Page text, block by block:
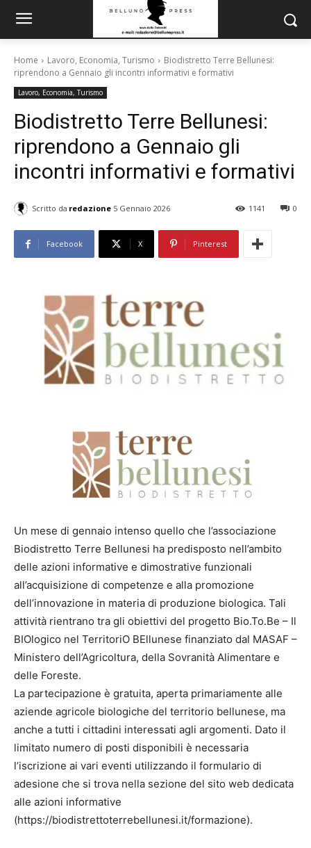
Home Lavoro, Economia, Turismo
Biodistretto Terre Bellunesi:
riprendono a Gennaio gli incontri informativi e formativi
Lavoro, Economia, Turismo
Biodistretto Terre Bellunesi:
riprendono a Gennaio gli
incontri informativi e formativi
Scritto da redazione 5 Gennaio 2026 0
1141
Facebook X Pinterest
Un mese di gennaio intenso quello che l’associazione
Biodistretto Terre Bellunesi ha predisposto nell’ambito
delle azioni informative e dimostrative funzionali
all’acquisizione di competenze e alla promozione
dell’innovazione in materia di produzione biologica. Tali
attività rientrano tra gli obiettivi del progetto Bio.To.Be – Il
BIOlogico nel TerritoriO BEllunese finanziato dal MASAF –
Ministero dell’Agricoltura, della Sovranità Alimentare e
delle Foreste.
La partecipazione è gratuita, aperta primariamente alle
aziende agricole biologiche del territorio bellunese, ma
anche a tutti i cittadini interessati agli argomenti. Dato il
limitato numero di posti disponibili è necessaria
l’iscrizione ai vari eventi utilizzando il formulario di
adesione che si trova nella sezione del sito web dedicata
alle azioni informative
(https://biodistrettoterrebellunesi.it/formazione).